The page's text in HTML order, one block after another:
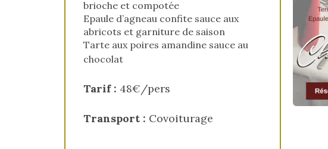
brioche et compotée
Epaule d’agneau confite sauce aux
abricots et garniture de saison
Tarte aux poires amandine sauce au
chocolat
Tarif : 48€/pers
Transport : Covoiturage